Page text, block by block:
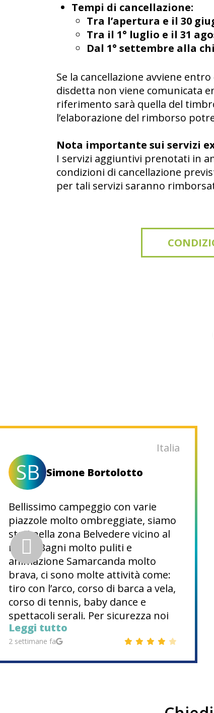
Tempi di cancellazione:
Tra l’apertura e il 30
Tra il 1° luglio e il 31
Dal 1° settembre alla
Se la cancellazione avviene
disdetta non viene comunicata
riferimento sarà quella del
l’elaborazione del rimborso
Nota importante sui servizi
I servizi aggiuntivi prenotati in
condizioni di cancellazione
per tali servizi saranno
Italia
SB Simone Bortolotto
Bellissimo campeggio con varie
piazzole molto ombreggiate, siamo
stati nella zona Belvedere vicino al
mare. Bagni molto puliti e
animazione Samarcanda molto
brava, ci sono molte attività come:
tiro con l’arco, corso di barca a vela,
corso di tennis, baby dance e
spettacoli serali. Per sicurezza noi
abbiamo prenotato ma visto il
numero di piazzole penso si possa
Leggi tutto
2 settimane fa